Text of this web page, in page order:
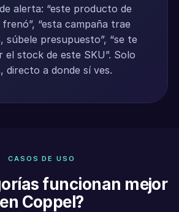
alerta: “este producto de
“esta campaña trae
súbele presupuesto”, “se te
el stock de este SKU”. Solo
directo a donde sí ves.
CASOS DE USO
funcionan mejor
en Coppel?